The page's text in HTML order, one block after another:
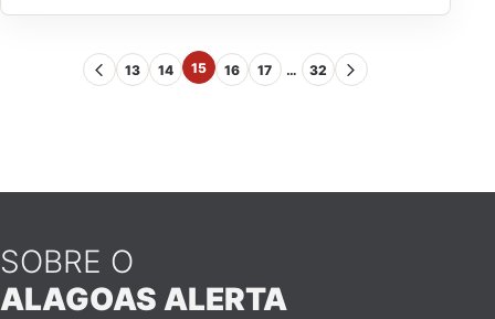
13 14 15 16 17 … 32
SOBRE O
ALAGOAS ALERTA